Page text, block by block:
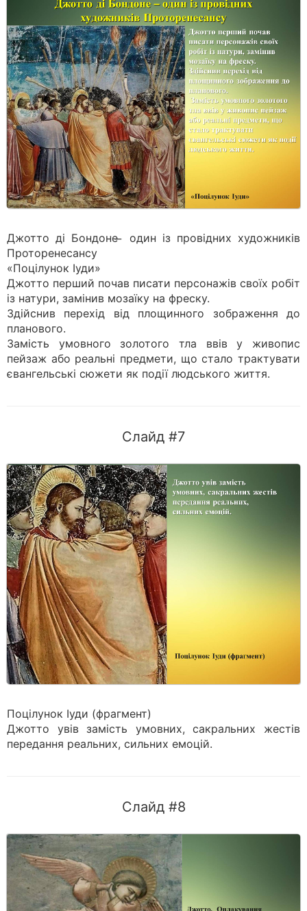
Джотто ді Бондоне ̶ один із провідних художників
Проторенесансу
«Поцілунок Іуди»
Джотто перший почав писати персонажів своїх робіт
із натури, замінив мозаїку на фреску.
Здійснив перехід від площинного зображення до
планового.
Замість умовного золотого тла ввів у живопис
пейзаж або реальні предмети, що стало трактувати
євангельські сюжети як події людського життя.
Слайд #7
Поцілунок Іуди (фрагмент)
Джотто увів замість умовних, сакральних жестів
передання реальних, сильних емоцій.
Слайд #8